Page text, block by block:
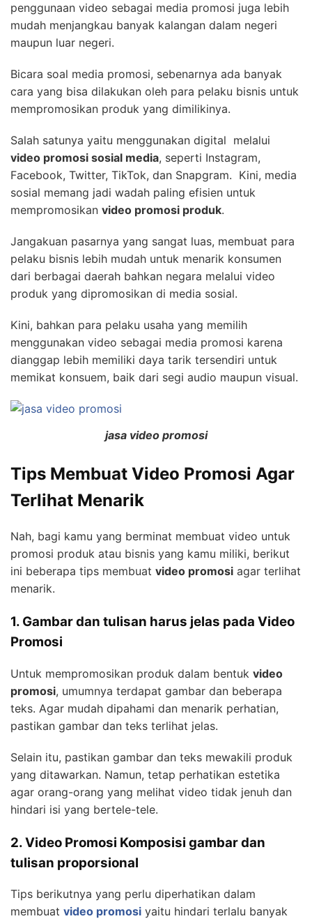
penggunaan video sebagai media promosi juga lebih
mudah menjangkau banyak kalangan dalam negeri
maupun luar negeri.
Bicara soal media promosi, sebenarnya ada banyak
cara yang bisa dilakukan oleh para pelaku bisnis untuk
mempromosikan produk yang dimilikinya.
Salah satunya yaitu menggunakan digital melalui
video promosi sosial media, seperti Instagram,
Facebook, Twitter, TikTok, dan Snapgram. Kini, media
sosial memang jadi wadah paling efisien untuk
mempromosikan video promosi produk.
Jangakuan pasarnya yang sangat luas, membuat para
pelaku bisnis lebih mudah untuk menarik konsumen
dari berbagai daerah bahkan negara melalui video
produk yang dipromosikan di media sosial.
Kini, bahkan para pelaku usaha yang memilih
menggunakan video sebagai media promosi karena
dianggap lebih memiliki daya tarik tersendiri untuk
memikat konsuem, baik dari segi audio maupun visual.
jasa video promosi
Tips Membuat Video Promosi Agar
Terlihat Menarik
Nah, bagi kamu yang berminat membuat video untuk
promosi produk atau bisnis yang kamu miliki, berikut
ini beberapa tips membuat video promosi agar terlihat
menarik.
1. Gambar dan tulisan harus jelas pada Video
Promosi
Untuk mempromosikan produk dalam bentuk video
promosi, umumnya terdapat gambar dan beberapa
teks. Agar mudah dipahami dan menarik perhatian,
pastikan gambar dan teks terlihat jelas.
Selain itu, pastikan gambar dan teks mewakili produk
yang ditawarkan. Namun, tetap perhatikan estetika
agar orang-orang yang melihat video tidak jenuh dan
hindari isi yang bertele-tele.
2. Video Promosi Komposisi gambar dan
tulisan proporsional
Tips berikutnya yang perlu diperhatikan dalam
membuat video promosi yaitu hindari terlalu banyak